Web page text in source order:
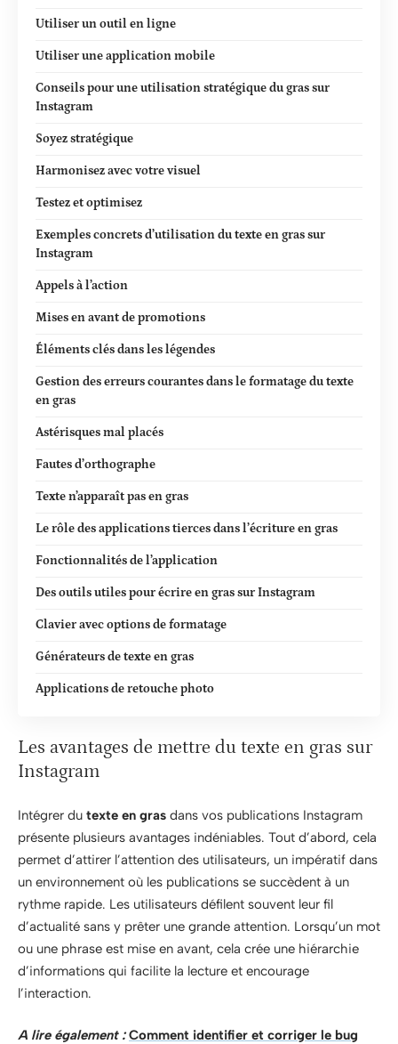
Utiliser un outil en ligne
Utiliser une application mobile
Conseils pour une utilisation stratégique du gras sur
Instagram
Soyez stratégique
Harmonisez avec votre visuel
Testez et optimisez
Exemples concrets d’utilisation du texte en gras sur
Instagram
Appels à l’action
Mises en avant de promotions
Éléments clés dans les légendes
Gestion des erreurs courantes dans le formatage du texte
en gras
Astérisques mal placés
Fautes d’orthographe
Texte n’apparaît pas en gras
Le rôle des applications tierces dans l’écriture en gras
Fonctionnalités de l’application
Des outils utiles pour écrire en gras sur Instagram
Clavier avec options de formatage
Générateurs de texte en gras
Applications de retouche photo
Les avantages de mettre du texte en gras sur
Instagram
Intégrer du texte en gras dans vos publications Instagram
présente plusieurs avantages indéniables. Tout d’abord, cela
permet d’attirer l’attention des utilisateurs, un impératif dans
un environnement où les publications se succèdent à un
rythme rapide. Les utilisateurs défilent souvent leur fil
d’actualité sans y prêter une grande attention. Lorsqu’un mot
ou une phrase est mise en avant, cela crée une hiérarchie
d’informations qui facilite la lecture et encourage
l’interaction.
A lire également : Comment identifier et corriger le bug